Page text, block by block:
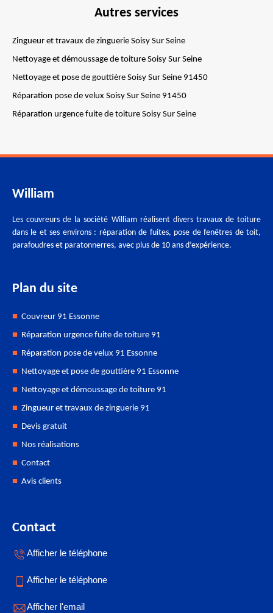
Autres services
Zingueur et travaux de zinguerie Soisy Sur Seine
Nettoyage et démoussage de toiture Soisy Sur Seine
Nettoyage et pose de gouttière Soisy Sur Seine 91450
Réparation pose de velux Soisy Sur Seine 91450
Réparation urgence fuite de toiture Soisy Sur Seine
William
Les couvreurs de la société William réalisent divers travaux de toiture
dans le et ses environs : réparation de fuites, pose de fenêtres de toit,
parafoudres et paratonnerres, avec plus de 10 ans d’expérience.
Plan du site
Couvreur 91 Essonne
Réparation urgence fuite de toiture 91
Réparation pose de velux 91 Essonne
Nettoyage et pose de gouttière 91 Essonne
Nettoyage et démoussage de toiture 91
Zingueur et travaux de zinguerie 91
Devis gratuit
Nos réalisations
Contact
Avis clients
Contact
Afficher le téléphone
Afficher le téléphone
Afficher l'email